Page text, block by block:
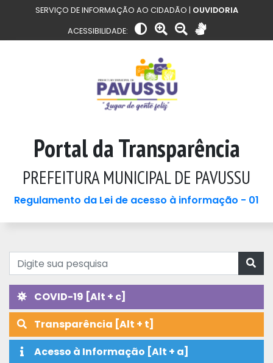
SERVIÇO DE INFORMAÇÃO AO CIDADÃO | OUVIDORIA
ACESSIBILIDADE:
Portal da Transparência
PREFEITURA MUNICIPAL DE PAVUSSU
Regulamento da Lei de acesso à informação - 01
COVID-19 [Alt + c]
Transparência [Alt + t]
Acesso à Informação [Alt + a]